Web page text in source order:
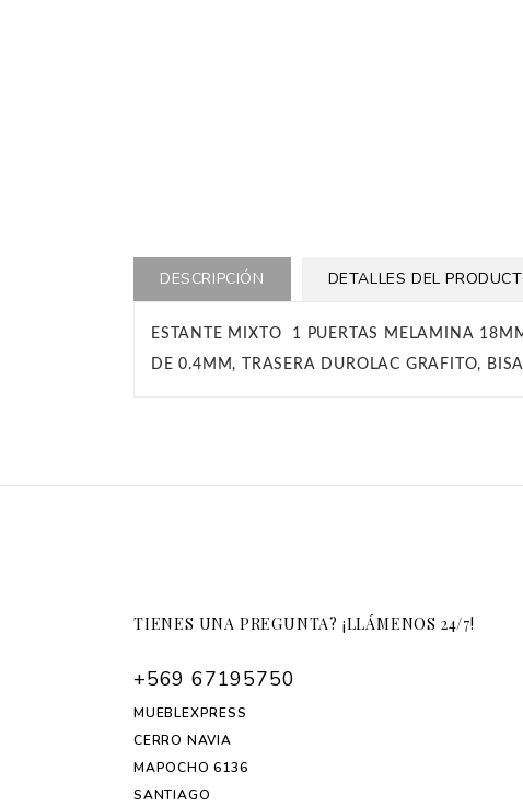
DESCRIPCIÓN DETALLES DEL
ESTANTE MIXTO 1 PUERTAS MELAMINA
DE 0.4MM, TRASERA DUROLAC GRAFITO,
TIENES UNA PREGUNTA? ¡LLÁMENOS 24/7!
+569 67195750
MUEBLEXPRESS
CERRO NAVIA
MAPOCHO 6136
SANTIAGO